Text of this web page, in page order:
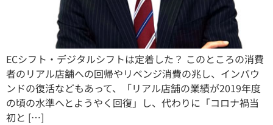
ECシフト・デジタルシフトは定着した？ このところの消費
者のリアル店舗への回帰やリベンジ消費の兆し、インバウ
ンドの復活などもあって、「リアル店舗の業績が2019年度
の頃の水準へとようやく回復」し、代わりに「コロナ禍当
初と […]